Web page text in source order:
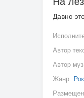
Давно
Автор
Автор
Жанр Рок